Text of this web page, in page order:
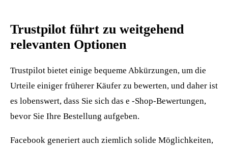
Trustpilot führt zu weitgehend
relevanten Optionen
Trustpilot bietet einige bequeme Abkürzungen, um die
Urteile einiger früherer Käufer zu bewerten, und daher ist
es lobenswert, dass Sie sich das e -Shop-Bewertungen,
bevor Sie Ihre Bestellung aufgeben.
Facebook generiert auch ziemlich solide Möglichkeiten,